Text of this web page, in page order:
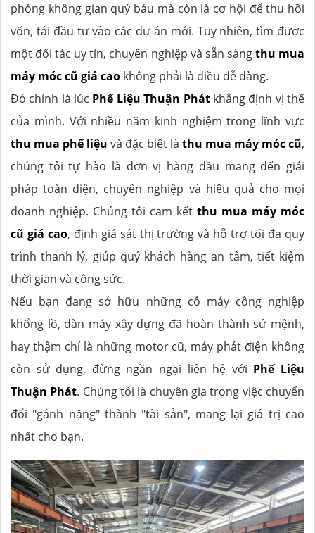
phóng không gian quý báu mà còn là cơ hội để thu hồi
vốn, tái đầu tư vào các dự án mới. Tuy nhiên, tìm được
một đối tác uy tín, chuyên nghiệp và sẵn sàngthu mua
máy móc cũ giá cao không phải là điều dễ dàng.
Đó chính là lúc Phế Liệu Thuận Phátkhẳng định vị thế
của mình. Với nhiều năm kinh nghiệm trong lĩnh vực
thu mua phế liệu và đặc biệt là thu mua máy móc cũ,
chúng tôi tự hào là đơn vị hàng đầu mang đến giải
pháp toàn diện, chuyên nghiệp và hiệu quả cho mọi
doanh nghiệp. Chúng tôi cam kết thu mua máy móc
cũ giá cao, định giá sát thị trường và hỗ trợ tối đa quy
trình thanh lý, giúp quý khách hàng an tâm, tiết kiệm
thời gian và công sức.
Nếu bạn đang sở hữu những cỗ máy công nghiệp
khổng lồ, dàn máy xây dựng đã hoàn thành sứ mệnh,
hay thậm chí là những motor cũ, máy phát điện không
còn sử dụng, đừng ngần ngại liên hệ với Phế Liệu
Thuận Phát. Chúng tôi là chuyên gia trong việc chuyển
đổi "gánh nặng" thành "tài sản", mang lại giá trị cao
nhất cho bạn.